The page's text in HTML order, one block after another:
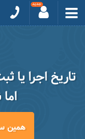
تاریخ اجرا یا
همین